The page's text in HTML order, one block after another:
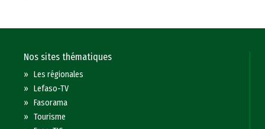
Nos sites thématiques
»Les régionales
»Lefaso-TV
»Fasorama
»Tourisme